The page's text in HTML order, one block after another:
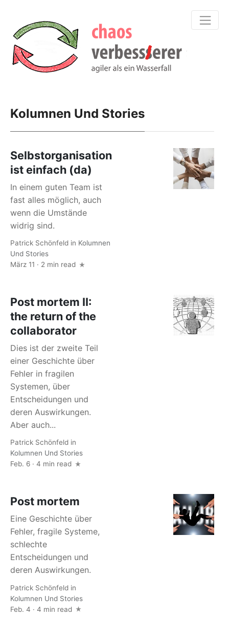
Kolumnen Und Stories
Selbstorganisation
ist einfach (da)
In einem guten Team ist
fast alles möglich, auch
wenn die Umstände
widrig sind.
Patrick Schönfeld in Kolumnen
Und Stories
März 11 · 2 min read
Post mortem II:
the return of the
collaborator
Dies ist der zweite Teil
einer Geschichte über
Fehler in fragilen
Systemen, über
Entscheidungen und
deren Auswirkungen.
Aber auch...
Patrick Schönfeld in
Kolumnen Und Stories
Feb. 6 · 4 min read
Post mortem
Eine Geschichte über
Fehler, fragile Systeme,
schlechte
Entscheidungen und
deren Auswirkungen.
Patrick Schönfeld in
Kolumnen Und Stories
Feb. 4 · 4 min read